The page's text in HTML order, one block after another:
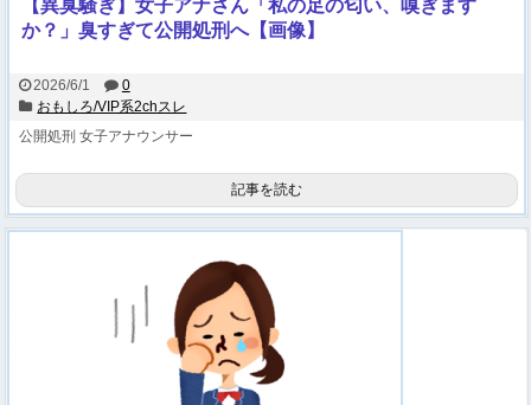
【異臭騒ぎ】女子アナさん「私の足の匂い、嗅ぎます
か？」臭すぎて公開処刑へ【画像】
2026/6/1
0
おもしろ/VIP系2chスレ
公開処刑 女子アナウンサー
記事を読む